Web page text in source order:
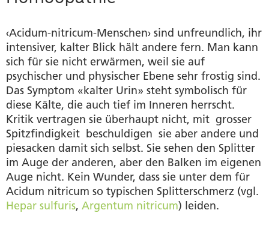
‹Acidum-nitricum-Menschen› sind unfreundlich, ihr
intensiver, kalter Blick hält andere fern. Man kann
sich für sie nicht erwärmen, weil sie auf
psychischer und physischer Ebene sehr frostig sind.
Das Symptom «kalter Urin» steht symbolisch für
diese Kälte, die auch tief im Inneren herrscht.
Kritik vertragen sie überhaupt nicht, mit grosser
Spitzfindigkeit beschuldigen sie aber andere und
piesacken damit sich selbst. Sie sehen den Splitter
im Auge der anderen, aber den Balken im eigenen
Auge nicht. Kein Wunder, dass sie unter dem für
Acidum nitricum so typischen Splitterschmerz (vgl.
Hepar sulfuris, Argentum nitricum) leiden.